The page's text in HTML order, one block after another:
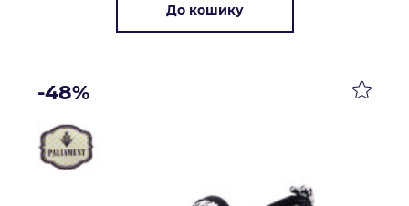
До кошику
-48%